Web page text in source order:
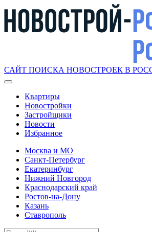
САЙТ ПОИСКА НОВОСТРОЕК В
Квартиры
Новостройки
Застройщики
Новости
Избранное
Москва и МО
Санкт-Петербург
Екатеринбург
Нижний Новгород
Краснодарский край
Ростов-на-Дону
Казань
Ставрополь